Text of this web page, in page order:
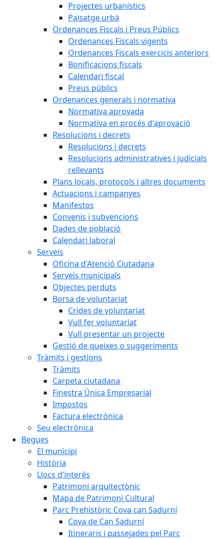
Projectes urbanístics
Paisatge urbà
Ordenances Fiscals i Preus Públics
Ordenances Fiscals vigents
Ordenances Fiscals exercicis anteriors
Bonificacions fiscals
Calendari fiscal
Preus públics
Ordenances generals i normativa
Normativa aprovada
Normativa en procés d'aprovació
Resolucions i decrets
Resolucions i decrets
Resolucions administratives i judicials
rellevants
Plans locals, protocols i altres documents
Actuacions i campanyes
Manifestos
Convenis i subvencions
Dades de població
Calendari laboral
Serveis
Oficina d'Atenció Ciutadana
Serveis municipals
Objectes perduts
Borsa de voluntariat
Crides de voluntariat
Vull fer voluntariat
Vull presentar un projecte
Gestió de queixes o suggeriments
Tràmits i gestions
Tràmits
Carpeta ciutadana
Finestra Única Empresarial
Impostos
Factura electrònica
Seu electrònica
Begues
El municipi
Història
Llocs d'interès
Patrimoni arquitectònic
Mapa de Patrimoni Cultural
Parc Prehistòric Cova can Sadurní
Cova de Can Sadurní
Itineraris i passejades pel Parc